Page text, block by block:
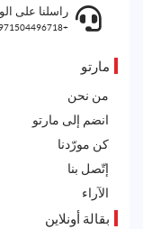
راسلنا على
+971504496718
مارتو
من نحن
انضم إلى مارتو
كن مورّدنا
إتّصل بنا
الآراء
بقالة أونلاين